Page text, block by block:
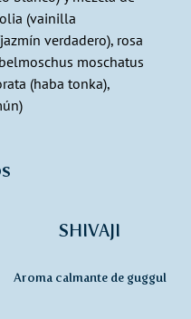
(vainilla
verdadero), rosa
moschatus
(haba tonka),
SHIVAJI
Aroma calmante de guggul